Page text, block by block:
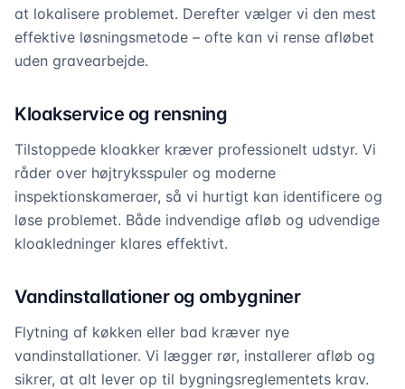
at lokalisere problemet. Derefter vælger vi den mest
effektive løsningsmetode – ofte kan vi rense afløbet
uden gravearbejde.
Kloakservice og rensning
Tilstoppede kloakker kræver professionelt udstyr. Vi
råder over højtryksspuler og moderne
inspektionskameraer, så vi hurtigt kan identificere og
løse problemet. Både indvendige afløb og udvendige
kloakledninger klares effektivt.
Vandinstallationer og ombygniner
Flytning af køkken eller bad kræver nye
vandinstallationer. Vi lægger rør, installerer afløb og
sikrer, at alt lever op til bygningsreglementets krav.